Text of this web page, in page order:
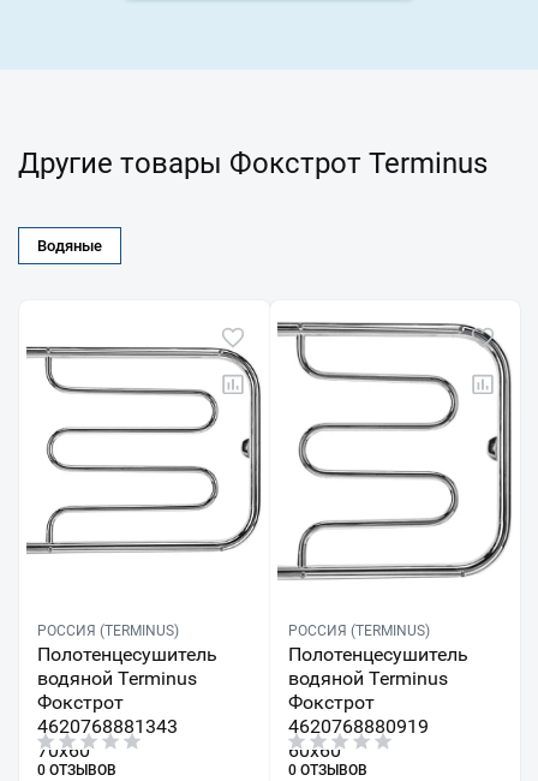
Другие товары Фокстрот Terminus
Водяные
РОССИЯ (TERMINUS)
Полотенцесушитель
водяной Terminus
Фокстрот
4620768881343
70х60
0 ОТЗЫВОВ
РОССИЯ (TERMINUS)
Полотенцесушитель
водяной Terminus
Фокстрот
4620768880919
60х60
0 ОТЗЫВОВ